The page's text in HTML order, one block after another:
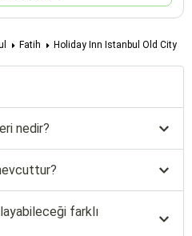
Fatih Holiday Inn Istanbul Old City
nedir?
farklı